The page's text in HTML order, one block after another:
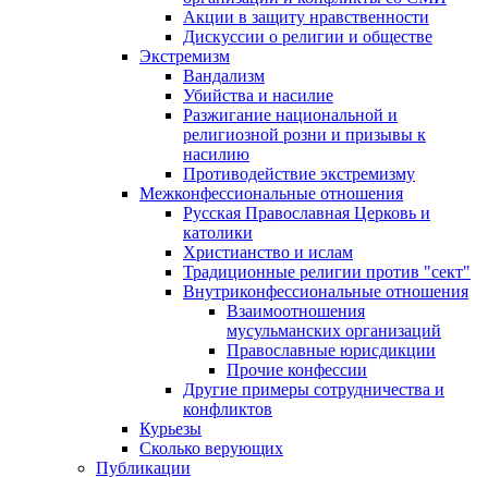
Акции в защиту нравственности
Дискуссии о религии и обществе
Экстремизм
Вандализм
Убийства и насилие
Разжигание национальной и
религиозной розни и призывы к
насилию
Противодействие экстремизму
Межконфессиональные отношения
Русская Православная Церковь и
католики
Христианство и ислам
Традиционные религии против "сект"
Внутриконфессиональные отношения
Взаимоотношения
мусульманских организаций
Православные юрисдикции
Прочие конфессии
Другие примеры сотрудничества и
конфликтов
Курьезы
Сколько верующих
Публикации